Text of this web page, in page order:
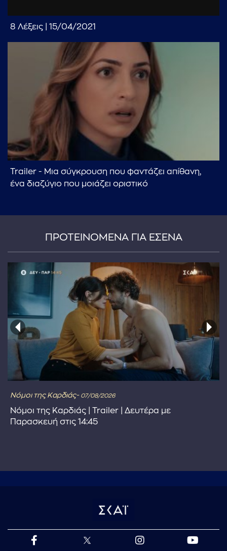
...πληκτρολογήστε κείμενο προς αναζήτηση
8 Λέξεις | 15/04/2021
Trailer - Μια σύγκρουση που φαντάζει απίθανη,
ένα διαζύγιο που μοιάζει οριστικό
ΠΡΟΤΕΙΝΟΜΕΝΑ ΓΙΑ ΕΣΕΝΑ
Νόμοι της Καρδιάς- 07/08/2026
Νόμοι της Καρδιάς | Trailer | Δευτέρα με
Παρασκευή στις 14:45